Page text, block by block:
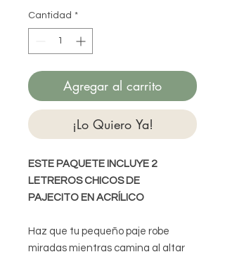
Cantidad *
Agregar al carrito
¡Lo Quiero Ya!
ESTE PAQUETE INCLUYE 2
LETREROS CHICOS DE
PAJECITO EN ACRÍLICO
Haz que tu pequeño paje robe
miradas mientras camina al altar